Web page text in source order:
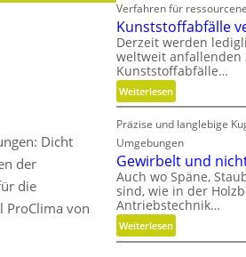
Dicht
der
die
ProClima von
Verfahren für
Kunststoffabfälle
Derzeit werden
weltweit anfallenden
Kunststoffabfälle…
Weiterlesen:
K
u
n
s
t
s
t
o
f
Präzise und langlebige
Umgebungen
Gewirbelt und
Auch wo Späne,
sind, wie in der
Antriebstechnik…
Weiterlesen:
G